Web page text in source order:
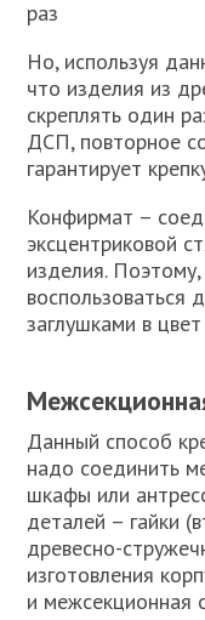
раз
Но, используя
что изделия из
скреплять один
ДСП, повторное
гарантирует
Конфирмат –
эксцентриковой
изделия.
воспользоваться
заглушками в
Данный способ
надо соединить
шкафы или
деталей – гайки
древесно-
изготовления
и межсекционная